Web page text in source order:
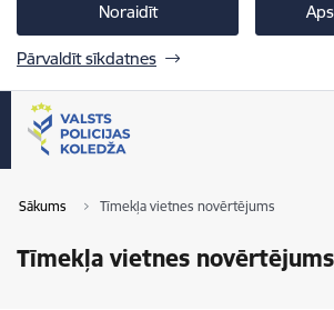
Noraidīt
Pārvaldīt sīkdatnes
Sākums Tīmekļa vietnes novērtējums
Tīmekļa vietnes novērtējums